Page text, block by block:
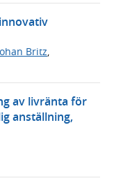
Britz,
av livränta för
anställning,